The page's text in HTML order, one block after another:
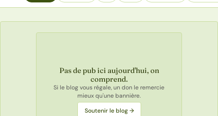
Pas de pub ici aujourd'hui, on
comprend.
Si le blog vous régale, un don le remercie
mieux qu'une bannière.
Soutenir le blog →